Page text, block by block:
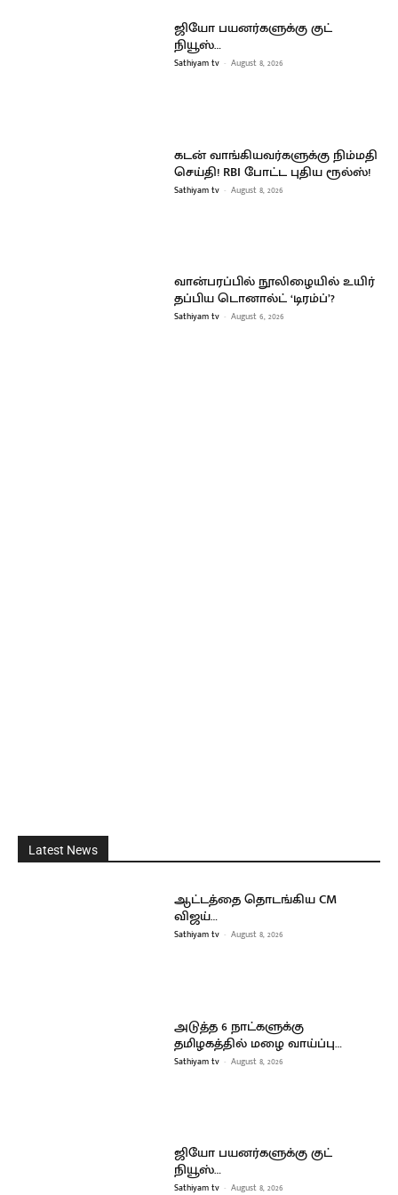
ஜியோ பயனர்களுக்கு குட்
நியூஸ்…
Sathiyam tv - August 8, 2026
கடன் வாங்கியவர்களுக்கு நிம்மதி
செய்தி! RBI போட்ட புதிய ரூல்ஸ்!
Sathiyam tv - August 8, 2026
வான்பரப்பில் நூலிழையில் உயிர்
தப்பிய டொனால்ட் ‘டிரம்ப்’?
Sathiyam tv - August 6, 2026
Latest News
ஆட்டத்தை தொடங்கிய CM
விஜய்…
Sathiyam tv - August 8, 2026
அடுத்த 6 நாட்களுக்கு
தமிழகத்தில் மழை வாய்ப்பு…
Sathiyam tv - August 8, 2026
ஜியோ பயனர்களுக்கு குட்
நியூஸ்…
Sathiyam tv - August 8, 2026